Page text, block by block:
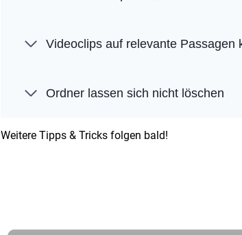
Videoclips auf relevante Passagen
Ordner lassen sich nicht löschen
Weitere Tipps & Tricks folgen bald!